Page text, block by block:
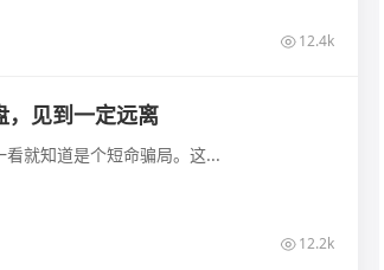
12.4k
，见到一定远离
看就知道是个短命骗局。这...
12.2k